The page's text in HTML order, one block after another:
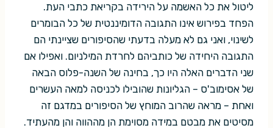
ליטול את כל האשמה על הירידה בקריאת כתבי העת.
הפחד בפירוש אינו התגובה הדומיננטית של כל הבומרים
לשינוי, ואני גם לא מעלה בדעתי שהסיפורים שציינתי הם
התגובה היחידה של כותביהם לחרדת המילניום. ואפילו אם
שני הדברים האלה היו כך, בחינה של השנה-פלוס הבאה
של אסימוב'ס – הגליונות שהובילו לכניסה למאה העשרים
ואחת – מראה שהרוב המוחץ של הסיפורים במדגם זה
מסיטים את מבטם במידה מסוימת הן מההווה והן מהעתיד.